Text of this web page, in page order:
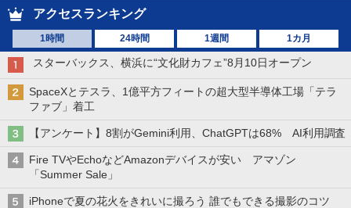
アクセスランキング
1時間 24時間 1週間 1カ月
スターバックス、横浜に“文化財カフェ”8月10日オープン
SpaceXとテスラ、1億平方フィートの超大型半導体工場「テラ
ファブ」着工
【アンケート】8割がGemini利用、ChatGPTは68% AI利用調査
Fire TVやEchoなどAmazonデバイスが安い アマゾン
「Summer Sale」
iPhoneで夏の花火をきれいに撮ろう 誰でもできる撮影のコツ